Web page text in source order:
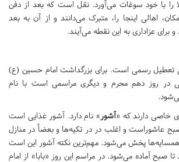
را با خود سوغات می‌آورد. نقل است که بعد از دفن
اهالی اینجا را، متبرک می‌دانند و از آن به بعد
برای عزاداری به این نقطه می‌آیند.
تعطیل رسمی است. برای بزرگداشت امام حسین (ع)
در روز دهم محرم و دیگری مراسمی است با نام
خاصی دارند که «آشور » نام دارد. آشور غذایی است
عاشوراست و اغلب در در تکیه‌ها و بعضاً در منازل
پخش می‌شود. مهم‌ترین نکته آشور این است
صبح آماده می‌شود. در مراسم این روز «بابا» از امام